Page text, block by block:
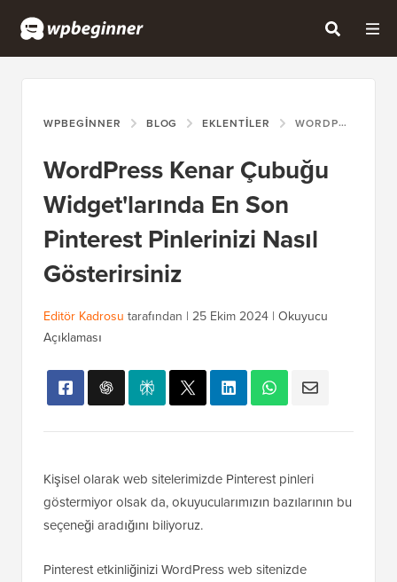
WPBEGINNER BLOG EKLENTILER WORDPRESS KENAR ÇUBUĞU WIDGET'LARINDA EN SON PINTEREST PINLERINIZI NASIL GÖSTERIRSINIZ
WordPress Kenar Çubuğu
Widget'larında En Son
Pinterest Pinlerinizi Nasıl
Gösterirsiniz
Editör Kadrosu tarafından | 25 Ekim 2024 | Okuyucu
Açıklaması
Kişisel olarak web sitelerimizde Pinterest pinleri
göstermiyor olsak da, okuyucularımızın bazılarının bu
seçeneği aradığını biliyoruz.
Pinterest etkinliğinizi WordPress web sitenizde